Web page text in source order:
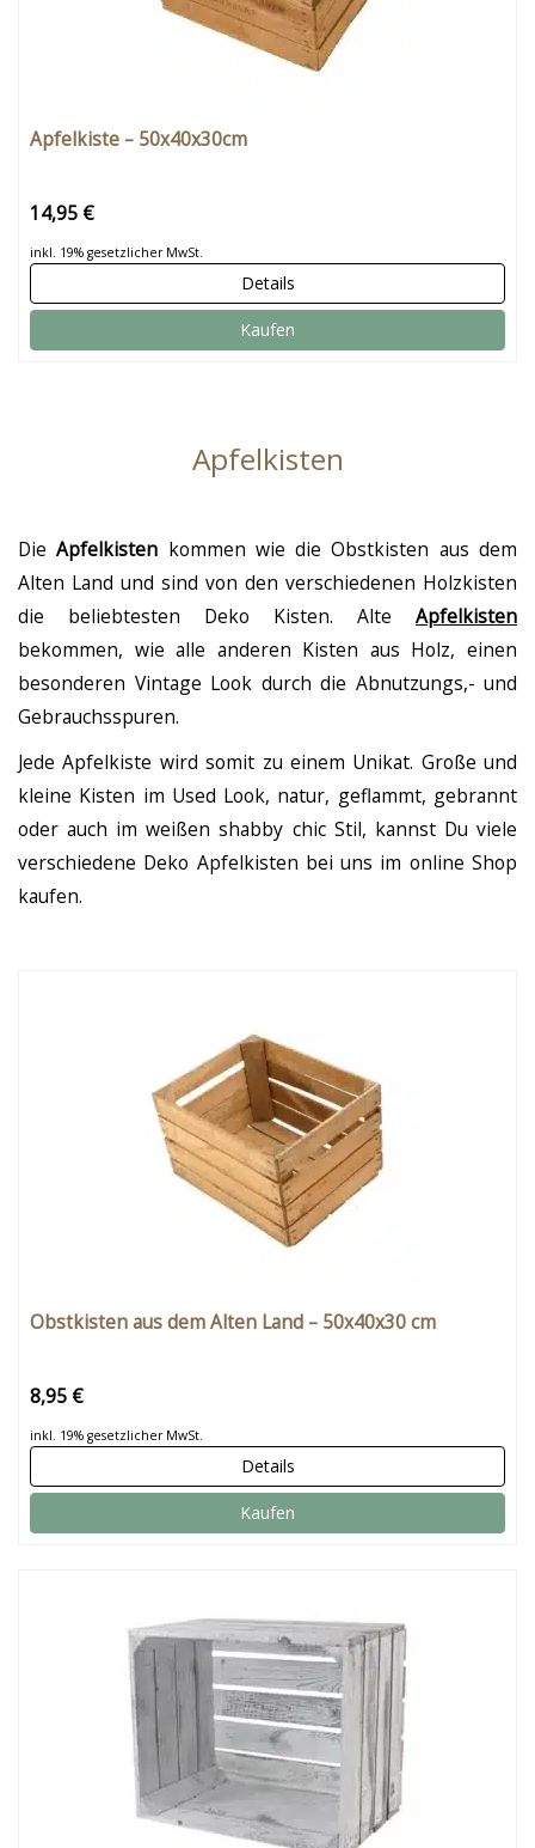
Apfelkiste – 50x40x30cm
14,95 €
inkl. 19% gesetzlicher MwSt.
Details
Kaufen
Apfelkisten
DieApfelkisten kommen wie die Obstkisten aus dem
Alten Land und sind von den verschiedenen Holzkisten
die beliebtesten Deko Kisten. Alte Apfelkisten
bekommen, wie alle anderen Kisten aus Holz, einen
besonderen Vintage Look durch die Abnutzungs,- und
Gebrauchsspuren.
Jede Apfelkiste wird somit zu einem Unikat. Große und
kleine Kisten im Used Look, natur, geflammt, gebrannt
oder auch im weißen shabby chic Stil, kannst Du viele
verschiedene Deko Apfelkisten bei uns im online Shop
kaufen.
Obstkisten aus dem Alten Land – 50x40x30 cm
8,95 €
inkl. 19% gesetzlicher MwSt.
Details
Kaufen